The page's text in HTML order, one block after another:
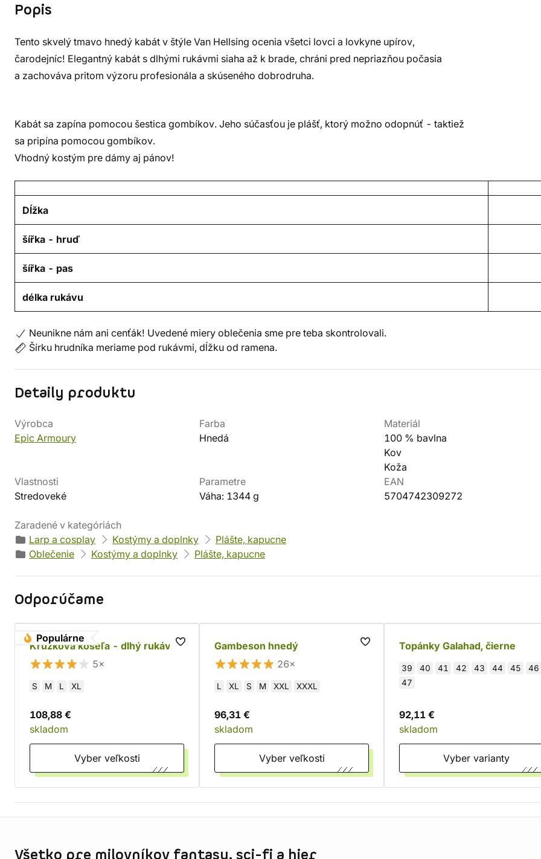
Popis
Tento skvelý tmavo hnedý kabát v štýle Van Hellsing ocenia všetci lovci a lovkyne upírov,
čarodejníc! Elegantný kabát s dlhými rukávmi siaha až k brade, chráni pred nepriazňou počasia
a zachováva pritom výzoru profesionála a skúseného dobrodruha.
Kabát sa zapína pomocou šestica gombíkov. Jeho súčasťou je plášť, ktorý možno odopnúť - taktiež
sa pripína pomocou gombíkov.
Vhodný kostým pre dámy aj pánov!
Dĺžka
šířka - hruď
šířka - pas
délka rukávu
Neunikne nám ani cenťák! Uvedené miery oblečenia sme pre teba skontrolovali.
Šírku hrudníka meriame pod rukávmi, dĺžku od ramena.
Detaily produktu
Výrobca
Epic Armoury
Farba
Hnedá
Materiál
100 % bavlna
Kov
Koža
Vlastnosti
Stredoveké
Parametre
Váha: 1344 g
EAN
5704742309272
Zaradené v kategóriách
Larp a cosplay
Kostýmy a doplnky
Plášte, kapucne
Oblečenie
Kostýmy a doplnky Plášte, kapucne
Odporúčame
Populárne
Krúžková košeľa - dlhý rukáv
5×
S M L XL
108,88 €
skladom
Vyber veľkosti
Gambeson hnedý
26×
L XL S M XXL XXXL
96,31 €
skladom
Vyber veľkosti
Topánky Galahad, čierne
39 40 41 42 43 44 45
46
47
92,11 €
skladom
Vyber varianty